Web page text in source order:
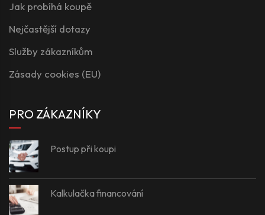
Jak probíhá koupě
Nejčastější dotazy
Služby zákazníkům
Zásady cookies (EU)
PRO ZÁKAZNÍKY
Postup při koupi
Kalkulačka financování